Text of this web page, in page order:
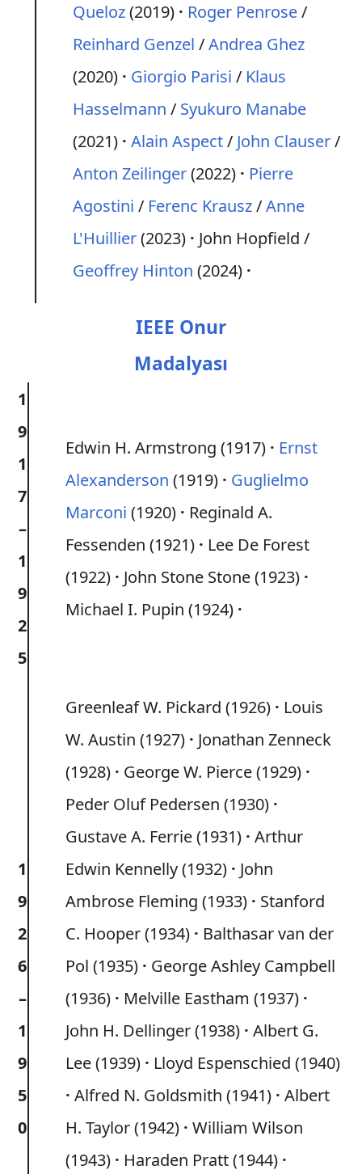
Queloz(2019) Roger Penrose/
Reinhard Genzel /Andrea Ghez
(2020)
Giorgio Parisi / Klaus
Hasselmann / Syukuro Manabe
(2021) Alain Aspect/ John Clauser/
Anton Zeilinger(2022)
Pierre
Agostini / Ferenc Krausz/Anne
L'Huillier(2023)
John Hopfield /
Geoffrey Hinton (2024)
IEEE Onur
Madalyası
1
9
1
7
–
1
9
2
5
Edwin H. Armstrong (1917)
Ernst
Alexanderson (1919)
Guglielmo
Marconi (1920)
Reginald A.
Fessenden (1921)
Lee De Forest
(1922)
John Stone Stone (1923)
Michael I. Pupin (1924)
1
9
2
6
–
1
9
5
0
Greenleaf W. Pickard (1926)
Louis
W. Austin (1927)
Jonathan Zenneck
(1928)
George W. Pierce (1929)
Peder Oluf Pedersen (1930)
Gustave A. Ferrie (1931) Arthur
Edwin Kennelly (1932)
John
Ambrose Fleming (1933)
Stanford
C. Hooper (1934)
Balthasar van der
Pol (1935)
George Ashley Campbell
(1936)
Melville Eastham (1937)
John H. Dellinger (1938) Albert G.
Lee (1939)
Lloyd Espenschied (1940)
Alfred N. Goldsmith (1941) Albert
H. Taylor (1942) William Wilson
(1943)
Haraden Pratt (1944)